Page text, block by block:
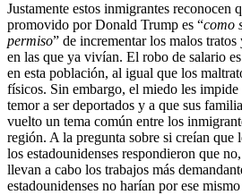
Justamente estos inmigrantes reconocen
promovido por Donald Trump es “como
permiso” de incrementar los malos
en las que ya vivían. El robo de salario
en esta población, al igual que los
físicos. Sin embargo, el miedo les
temor a ser deportados y a que sus
vuelto un tema común entre los
región. A la pregunta sobre si creían que
los estadounidenses respondieron que
llevan a cabo los trabajos más
estadounidenses no harían por ese